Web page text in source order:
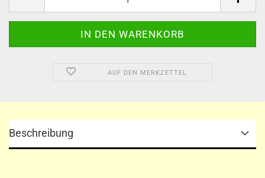
AUF DEN MERKZETTEL
Beschreibung